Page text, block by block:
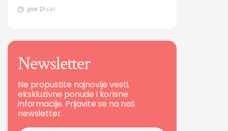
pre 21 сат
Newsletter
Ne propustite najnovije vesti,
ekskluzivne ponude i korisne
informacije. Prijavite se na naš
newsletter.